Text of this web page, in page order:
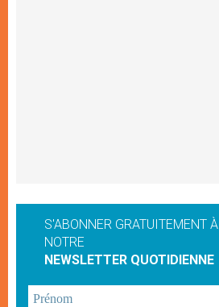
S'ABONNER GRATUITEMENT À
NOTRE
NEWSLETTER QUOTIDIENNE